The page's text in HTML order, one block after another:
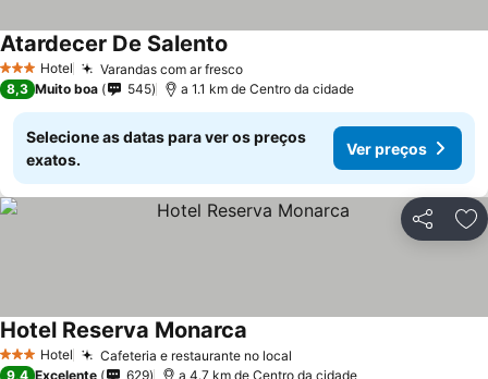
3 EstrelasHotel Varandas com ar fresco
Atardecer De Salento
8,3 Muito boa 545 a 1.1 km de Centro da cidade
Selecione as datas para ver os preços
exatos.
Ver preços
Partilhar
3 EstrelasHotel Cafeteria e restaurante no local
Hotel Reserva Monarca
9,4 Excelente 629 a 4.7 km de Centro da cidade